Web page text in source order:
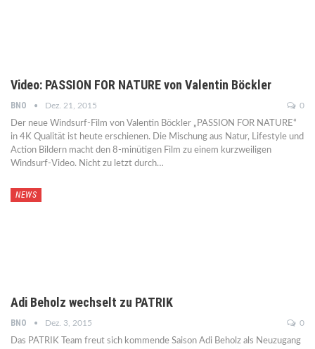
Video: PASSION FOR NATURE von Valentin Böckler
BNO Dez. 21, 2015 0
Der neue Windsurf-Film von Valentin Böckler „PASSION FOR NATURE“
in 4K Qualität ist heute erschienen. Die Mischung aus Natur, Lifestyle und
Action Bildern macht den 8-minütigen Film zu einem kurzweiligen
Windsurf-Video. Nicht zu letzt durch…
NEWS
Adi Beholz wechselt zu PATRIK
BNO Dez. 3, 2015 0
Das PATRIK Team freut sich kommende Saison Adi Beholz als Neuzugang